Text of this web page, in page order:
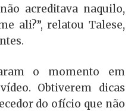
acreditava naquilo,
ali?”, relatou Talese,
o momento em
Obtiverem dicas
do ofício que não